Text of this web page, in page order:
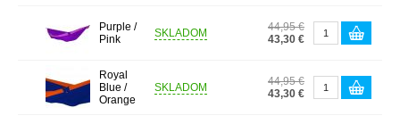
Purple /
Pink
SKLADOM
44,95 €
43,30 €
Royal
Blue /
Orange
SKLADOM
44,95 €
43,30 €